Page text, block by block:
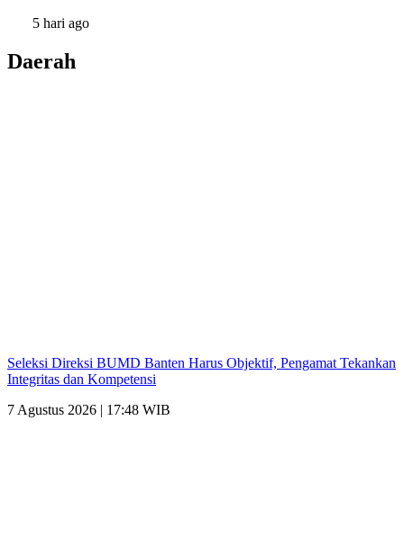
5 hari ago
Daerah
Seleksi Direksi BUMD Banten Harus Objektif, Pengamat Tekankan
Integritas dan Kompetensi
7 Agustus 2026 | 17:48 WIB